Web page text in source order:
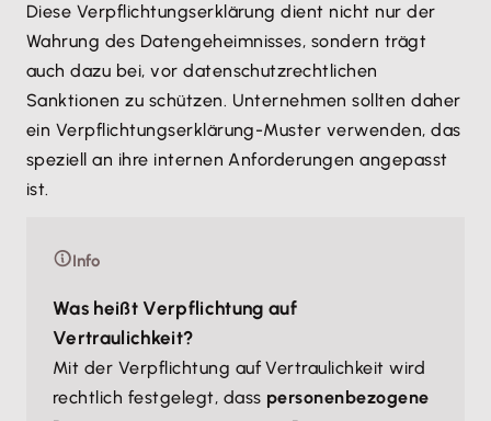
Diese Verpflichtungserklärung dient nicht nur der
Wahrung des Datengeheimnisses, sondern trägt
auch dazu bei, vor datenschutzrechtlichen
Sanktionen zu schützen. Unternehmen sollten daher
ein Verpflichtungserklärung-Muster verwenden, das
speziell an ihre internen Anforderungen angepasst
ist.
Info
Was heißt Verpflichtung auf
Vertraulichkeit?
Mit der Verpflichtung auf Vertraulichkeit wird
rechtlich festgelegt, dass personenbezogene